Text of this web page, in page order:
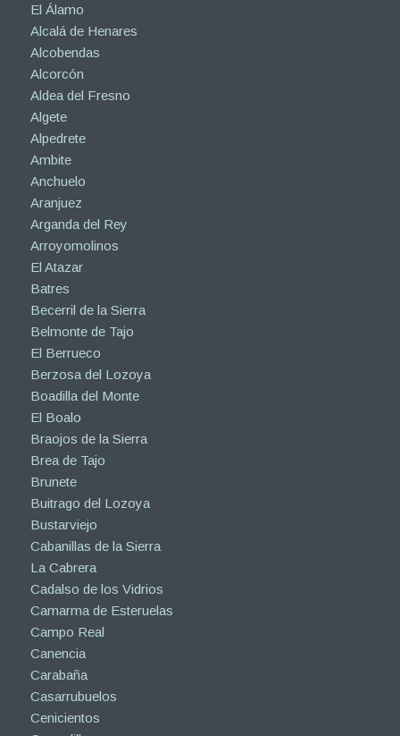
El Álamo
Alcalá de Henares
Alcobendas
Alcorcón
Aldea del Fresno
Algete
Alpedrete
Ambite
Anchuelo
Aranjuez
Arganda del Rey
Arroyomolinos
El Atazar
Batres
Becerril de la Sierra
Belmonte de Tajo
El Berrueco
Berzosa del Lozoya
Boadilla del Monte
El Boalo
Braojos de la Sierra
Brea de Tajo
Brunete
Buitrago del Lozoya
Bustarviejo
Cabanillas de la Sierra
La Cabrera
Cadalso de los Vidrios
Camarma de Esteruelas
Campo Real
Canencia
Carabaña
Casarrubuelos
Cenicientos